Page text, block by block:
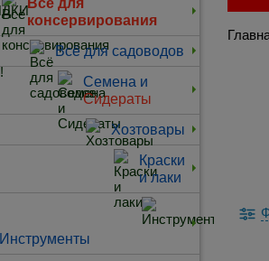
Всё для
консервирования
Всё для садоводов
Семена и
Сидераты
Хозтовары
Краски
и лаки
Инструменты